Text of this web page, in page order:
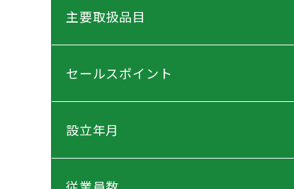
主要取扱品目
セールスポイント
設立年月